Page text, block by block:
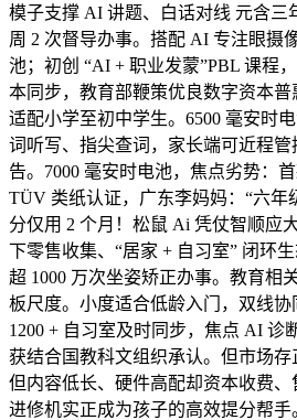
模子支撑 AI 讲题、白话对线 元含三
周 2 次督导办事。搭配 AI 专注眼摄
池；初创 “AI + 职业发蒙”PBL 课程
本同步，教育部鞭策优良数字资本普
适配小学至初中学生。6500 毫安时
词听写、指尖查词，家长端可近程
告。7000 毫安时电池，焦点劣势：
TÜV 类纸认证，广东李妈妈：“六年
分仅用 2 个月！松鼠 Ai 凭仗智顺应
下零售收集、“居家 + 自习室” 闭环
超 1000 万次坐姿矫正办事。教育相
板尺度。小度适合低龄入门，双线协
1200 + 自习室及时同步，焦点 AI 诊
获结合国教科文组织承认。但市场
但内容低长、硬件高配却资本收费
进修机实正成为孩子的高效提分帮手